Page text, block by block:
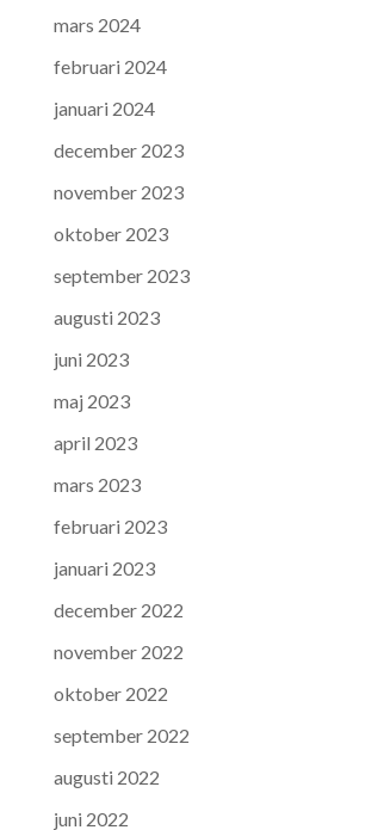
mars 2024
februari 2024
januari 2024
december 2023
november 2023
oktober 2023
september 2023
augusti 2023
juni 2023
maj 2023
april 2023
mars 2023
februari 2023
januari 2023
december 2022
november 2022
oktober 2022
september 2022
augusti 2022
juni 2022